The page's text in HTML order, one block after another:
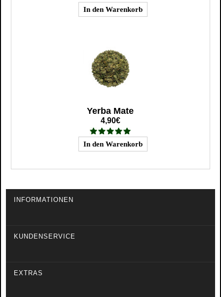
Yerba Mate
4,90€
INFORMATIONEN
KUNDENSERVICE
EXTRAS